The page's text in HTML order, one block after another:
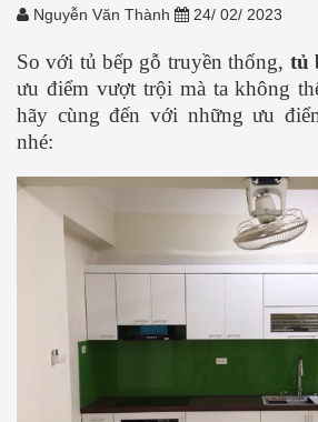
Nguyễn Văn Thành 24/ 02/ 2023
So với tủ bếp gỗ truyền thống, tủ
ưu điểm vượt trội mà ta không
hãy cùng đến với những ưu
nhé: